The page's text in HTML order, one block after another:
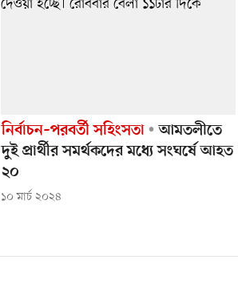
নির্বাচন–পরবর্তী সহিংসতা
আমতলীতে
দুই প্রার্থীর সমর্থকদের মধ্যে সংঘর্ষে আহত
২০
১০ মার্চ ২০২৪